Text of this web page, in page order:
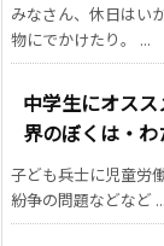
みなさん、休日はい
物にでかけたり。 ...
中学生にオス
界のぼくは・
子ども兵士に児童労
紛争の問題などなど ...